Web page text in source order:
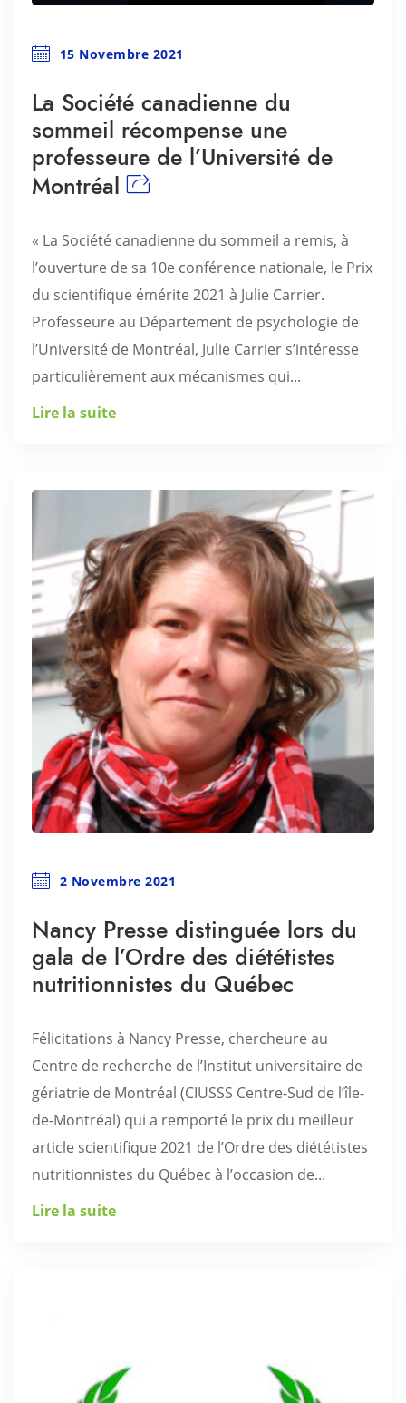
15 Novembre 2021
La Société canadienne du
sommeil récompense une
professeure de l’Université de
Montréal
« La Société canadienne du sommeil a remis, à
l’ouverture de sa 10e conférence nationale, le Prix
du scientifique émérite 2021 à Julie Carrier.
Professeure au Département de psychologie de
l’Université de Montréal, Julie Carrier s’intéresse
particulièrement aux mécanismes qui...
Lire la suite
2 Novembre 2021
Nancy Presse distinguée lors du
gala de l’Ordre des diététistes
nutritionnistes du Québec
Félicitations à Nancy Presse, chercheure au
Centre de recherche de l’Institut universitaire de
gériatrie de Montréal (CIUSSS Centre-Sud de l’île-
de-Montréal) qui a remporté le prix du meilleur
article scientifique 2021 de l’Ordre des diététistes
nutritionnistes du Québec à l’occasion de...
Lire la suite